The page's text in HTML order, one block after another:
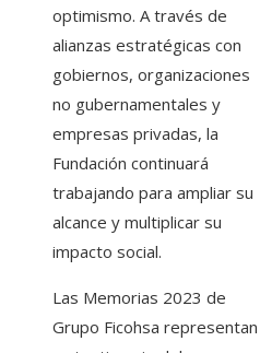
optimismo. A través de
alianzas estratégicas con
gobiernos, organizaciones
no gubernamentales y
empresas privadas, la
Fundación continuará
trabajando para ampliar su
alcance y multiplicar su
impacto social.
Las Memorias 2023 de
Grupo Ficohsa representan